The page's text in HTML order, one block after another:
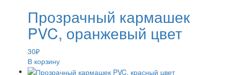
Прозрачный кармашек
PVC, оранжевый цвет
30₽
В корзину